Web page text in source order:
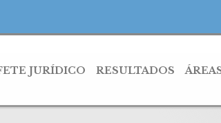
JURÍDICO RESULTADOS